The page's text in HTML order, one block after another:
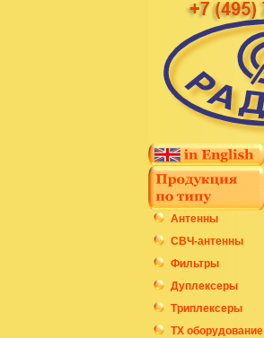
Антенны
СВЧ-антенны
Фильтры
Дуплексеры
Триплексеры
ТХ оборудование